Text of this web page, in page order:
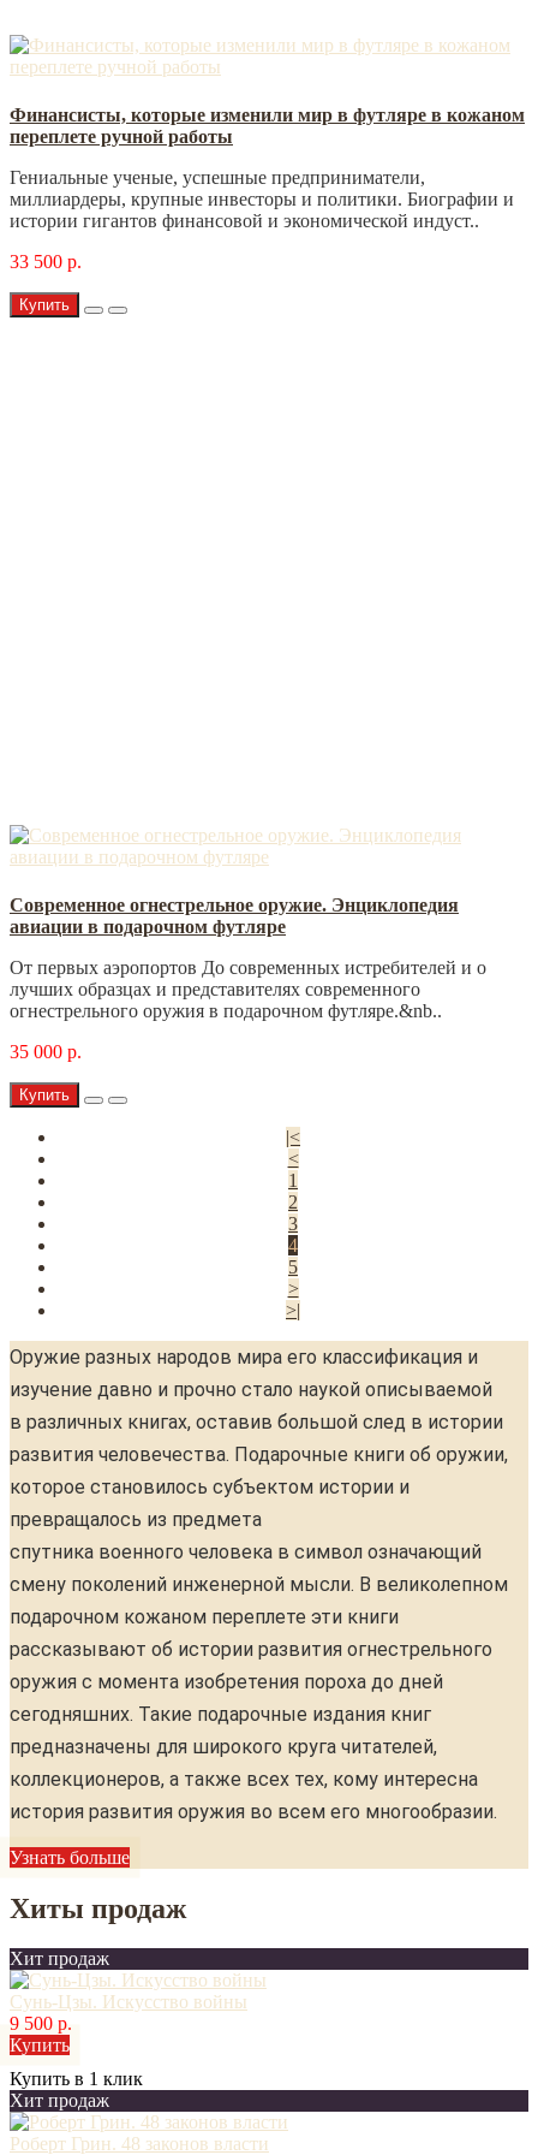
Финансисты, которые изменили мир в футляре в кожаном
переплете ручной работы
Гениальные ученые, успешные предприниматели,
миллиардеры, крупные инвесторы и политики. Биографии и
истории гигантов финансовой и экономической индуст..
33 500 р.
Купить
Современное огнестрельное оружие. Энциклопедия
авиации в подарочном футляре
От первых аэропортов До современных истребителей и о
лучших образцах и представителях современного
огнестрельного оружия в подарочном футляре.&nb..
35 000 р.
Купить
|<
<
1
2
3
4
5
>
>|
Оружие разных народов мира его классификация и
изучение давно и прочно стало наукой описываемой
в различных книгах, оставив большой след в истории
развития человечества. Подарочные книги об оружии,
которое становилось субъектом истории и
превращалось из предмета
спутника военного человека в символ означающий
смену поколений инженерной мысли. В великолепном
подарочном кожаном переплете эти книги
рассказывают об истории развития огнестрельного
оружия с момента изобретения пороха до дней
сегодняшних. Такие подарочные издания книг
предназначены для широкого круга читателей,
коллекционеров, а также всех тех, кому интересна
история развития оружия во всем его многообразии.
Узнать больше
Хиты продаж
Хит продаж
Сунь-Цзы. Искусство войны
9 500 р.
Купить
Купить в 1 клик
Хит продаж
Роберт Грин. 48 законов власти